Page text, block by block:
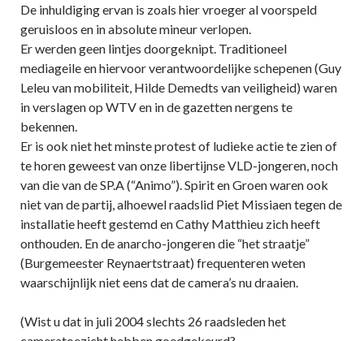
De inhuldiging ervan is zoals hier vroeger al voorspeld
geruisloos en in absolute mineur verlopen.
Er werden geen lintjes doorgeknipt. Traditioneel
mediageile en hiervoor verantwoordelijke schepenen (Guy
Leleu van mobiliteit, Hilde Demedts van veiligheid) waren
in verslagen op WTV en in de gazetten nergens te
bekennen.
Er is ook niet het minste protest of ludieke actie te zien of
te horen geweest van onze libertijnse VLD-jongeren, noch
van die van de SP.A (“Animo”). Spirit en Groen waren ook
niet van de partij, alhoewel raadslid Piet Missiaen tegen de
installatie heeft gestemd en Cathy Matthieu zich heeft
onthouden. En de anarcho-jongeren die “het straatje”
(Burgemeester Reynaertstraat) frequenteren weten
waarschijnlijk niet eens dat de camera’s nu draaien.
(Wist u dat in juli 2004 slechts 26 raadsleden het